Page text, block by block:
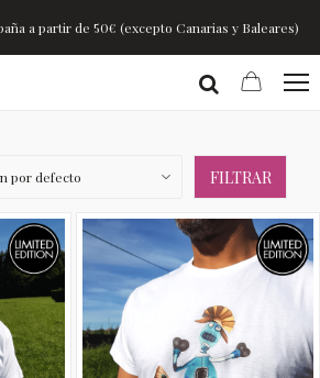
a partir de 50€ (excepto Canarias y Baleares)
FILTRAR